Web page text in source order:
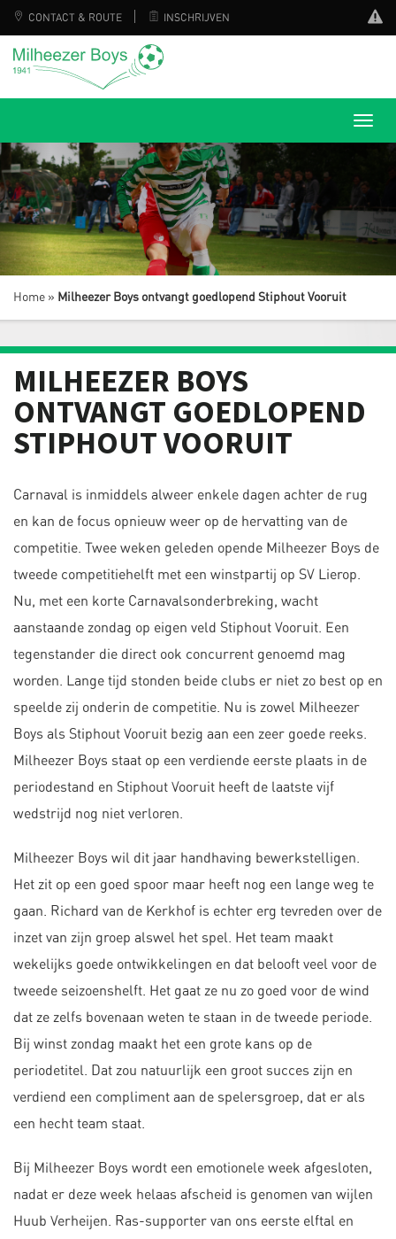
CONTACT & ROUTE INSCHRIJVEN
Home » Milheezer Boys ontvangt goedlopend Stiphout Vooruit
MILHEEZER BOYS
ONTVANGT GOEDLOPEND
STIPHOUT VOORUIT
Carnaval is inmiddels alweer enkele dagen achter de rug
en kan de focus opnieuw weer op de hervatting van de
competitie. Twee weken geleden opende Milheezer Boys de
tweede competitiehelft met een winstpartij op SV Lierop.
Nu, met een korte Carnavalsonderbreking, wacht
aanstaande zondag op eigen veld Stiphout Vooruit. Een
tegenstander die direct ook concurrent genoemd mag
worden. Lange tijd stonden beide clubs er niet zo best op en
speelde zij onderin de competitie. Nu is zowel Milheezer
Boys als Stiphout Vooruit bezig aan een zeer goede reeks.
Milheezer Boys staat op een verdiende eerste plaats in de
periodestand en Stiphout Vooruit heeft de laatste vijf
wedstrijd nog niet verloren.
Milheezer Boys wil dit jaar handhaving bewerkstelligen.
Het zit op een goed spoor maar heeft nog een lange weg te
gaan. Richard van de Kerkhof is echter erg tevreden over de
inzet van zijn groep alswel het spel. Het team maakt
wekelijks goede ontwikkelingen en dat belooft veel voor de
tweede seizoenshelft. Het gaat ze nu zo goed voor de wind
dat ze zelfs bovenaan weten te staan in de tweede periode.
Bij winst zondag maakt het een grote kans op de
periodetitel. Dat zou natuurlijk een groot succes zijn en
verdiend een compliment aan de spelersgroep, dat er als
een hecht team staat.
Bij Milheezer Boys wordt een emotionele week afgesloten,
nadat er deze week helaas afscheid is genomen van wijlen
Huub Verheijen. Ras-supporter van ons eerste elftal en